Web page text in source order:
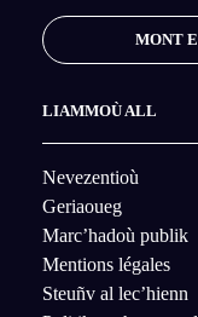
MONT
LIAMMOÙ ALL
Nevezentioù
Geriaoueg
Marc’hadoù publik
Mentions légales
Steuñv al lec’hienn